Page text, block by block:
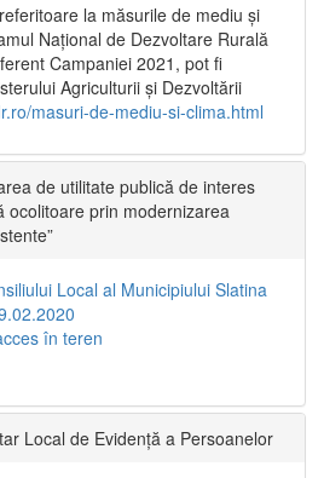
la măsurile de mediu și
Național de Dezvoltare Rurală
Campaniei 2021, pot fi
Agriculturii și Dezvoltării
masuri-de-mediu-si-clima.html
de utilitate publică de interes
ocolitoare prin modernizarea
Local al Municipiului Slatina
în teren
Local de Evidență a Persoanelor